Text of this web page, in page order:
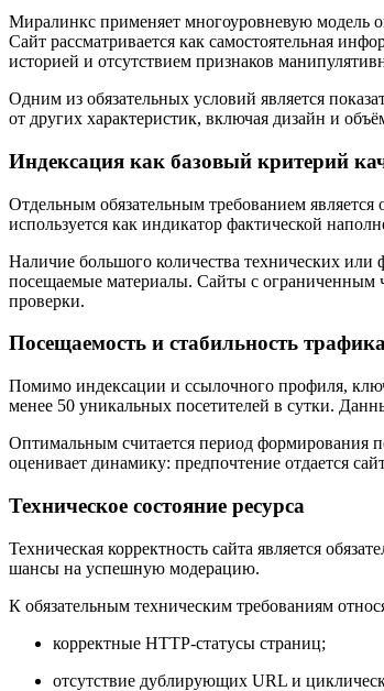
Миралинкс применяет многоуровневую модель
Сайт рассматривается как самостоятельная
историей и отсутствием признаков
Одним из обязательных условий является
от других характеристик, включая дизайн и
Индексация как базовый критерий
Отдельным обязательным требованием
используется как индикатор фактической
Наличие большого количества технических
посещаемые материалы. Сайты с ограниченным
проверки.
Посещаемость и стабильность
Помимо индексации и ссылочного профиля,
менее 50 уникальных посетителей в сутки.
Оптимальным считается период формирования
оценивает динамику: предпочтение отдается
Техническое состояние ресурса
Техническая корректность сайта является
шансы на успешную модерацию.
К обязательным техническим требованиям
корректные HTTP-статусы страниц;
отсутствие дублирующих URL и